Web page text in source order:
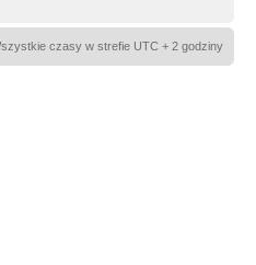
czasy w strefie UTC + 2 godziny